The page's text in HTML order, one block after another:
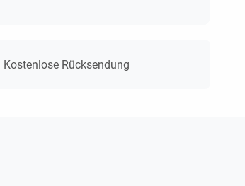
Kostenlose Rücksendung